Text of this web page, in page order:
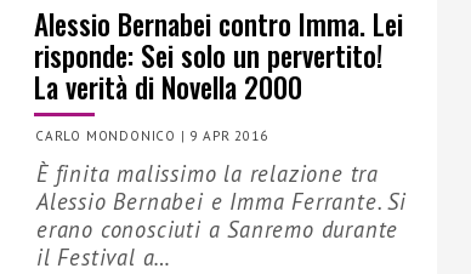
Alessio Bernabei contro Imma. Lei
risponde: Sei solo un pervertito!
La verità di Novella 2000
CARLO MONDONICO | 9 APR 2016
È finita malissimo la relazione tra
Alessio Bernabei e Imma Ferrante. Si
erano conosciuti a Sanremo durante
il Festival a…